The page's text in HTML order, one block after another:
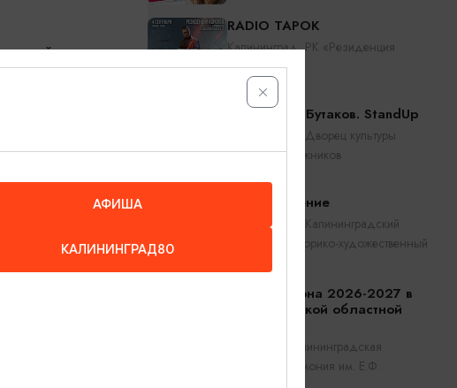
ваше
RADIO TAPOK
Калининград, РК «Резиденция
королей»
Константин Бутаков. StandUp
Калининград, Дворец культуры
железнодорожников
Прикосновение
Калининград, Калининградский
областной историко-художественный
Открытие сезона 2026-2027 в
Калининградской областной
Калининград, Калининградская
областная филармония им. Е.Ф.
АФИША
КАЛИНИНГРАД80